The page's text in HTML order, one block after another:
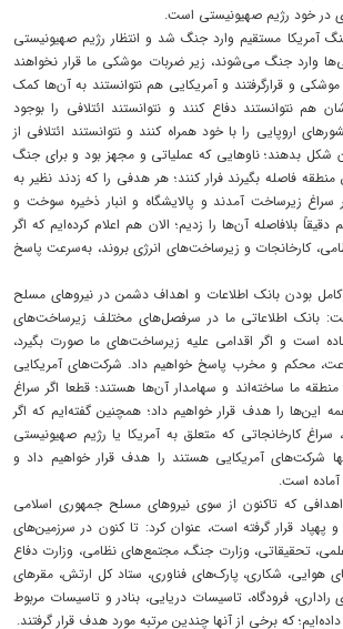
آمریکا مستقیم وارد جنگ شد و انتظار رژیم صهیونیستی
وارد جنگ می‌شوند، زیر ضربات موشکی ما قرار نخواهند
و قرارگرفتند و آمریکایی هم نتوانستند به آن‌ها کمک
هم نتوانستند دفاع کنند و نتوانستند ائتلافی را بوجود
اروپایی را با خود همراه کنند و نتوانستند ائتلافی از
شکل بدهند؛ ناوهایی که عملیاتی و مجهز بود و برای جنگ
فاصله بگیرند فرار کنند؛ هر هدفی را که زدند نظیر به
سراغ زیرساخت آمدند و پالایشگاه و انبار ذخیره سوخت و
بلافاصله آن‌ها را زدیم؛ الان هم اعلام کرده‌ایم که اگر
کارخانجات و زیرساخت‌های انرژی بروند، به‌سرعت پاسخ
کامل بودن بانک اطلاعات و اهداف دشمن در نیروهای مسلح
بانک اطلاعاتی ما در سرفصل‌های مختلف زیرساخت‌های
است و اگر اقدامی علیه زیرساخت‌های ما صورت بگیرد،
محکم و مخرب پاسخ خواهیم داد. شرکت‌های آمریکایی
منطقه ما ساخته‌اند و سهامدار آن‌ها هستند؛ قطعا اگر سراغ
این‌ها را هدف قرار خواهیم داد؛ همچنین گفته‌ایم که اگر
سراغ کارخانجاتی که متعلق به آمریکا یا رژیم صهیونیستی
شرکت‌های آمریکایی هستند را هدف قرار خواهیم داد و
است.
اهدافی که تاکنون از سوی نیروهای مسلح جمهوری اسلامی
قرار گرفته است، عنوان کرد: تا کنون در سرزمین‌های
تحقیقاتی، وزارت جنگ، مجتمع‌های نظامی، وزارت دفاع
هوایی، شکاری، پارک‌های فناوری، ستاد کل ارتش، مقرهای
راداری، فرودگاه، تاسیسات دریایی، بنادر و تاسیسات مربوط
که برخی از آنها چندین مرتبه مورد هدف قرار گرفتند.